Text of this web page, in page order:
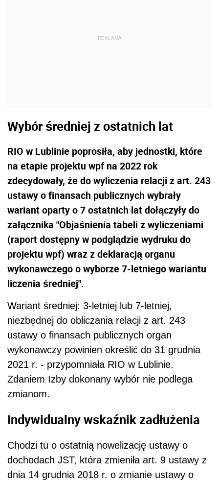
REKLAMA
Wybór średniej z ostatnich lat
RIO w Lublinie poprosiła, aby jednostki, które
na etapie projektu wpf na 2022 rok
zdecydowały, że do wyliczenia relacji z art. 243
ustawy o finansach publicznych wybrały
wariant oparty o 7 ostatnich lat dołączyły do
załącznika "Objaśnienia tabeli z wyliczeniami
(raport dostępny w podglądzie wydruku do
projektu wpf) wraz z deklaracją organu
wykonawczego o wyborze 7-letniego wariantu
liczenia średniej".
Wariant średniej: 3-letniej lub 7-letniej,
niezbędnej do obliczania relacji z art. 243
ustawy o finansach publicznych organ
wykonawczy powinien określić do 31 grudnia
2021 r. - przypomniała RIO w Lublinie.
Zdaniem Izby dokonany wybór nie podlega
zmianom.
Indywidualny wskaźnik zadłużenia
Chodzi tu o ostatnią nowelizację ustawy o
dochodach JST, która zmieniła art. 9 ustawy z
dnia 14 grudnia 2018 r. o zmianie ustawy o